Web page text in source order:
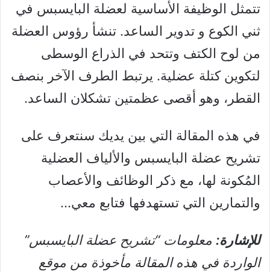
تتمثل الوظيفة الأساسية لعضلة البايسبس في
ثني الكوع و تدوير الساعد. تنشأ رؤوس العضلة
من لوح الكتف وتتحد في الذراع الوسطى
لتكوين كتلة عضلية. يرتبط الطرف الآخر بنصف
القطر، وهو أقصى عظمتين تشكلان الساعد.
في هذه المقالة التي بين يديك سنتعرف على
تشريح عضلة البايسبس والألياف العضلية
المُكونة لها، مع ذكر الوظائف والأعصاب
والتمارين التي تستهدفها فتابع معي…
للإشارة: معلومات “تشريح عضلة البايسبس”
الواردة في هذه المقالة مأخوذة من موقع